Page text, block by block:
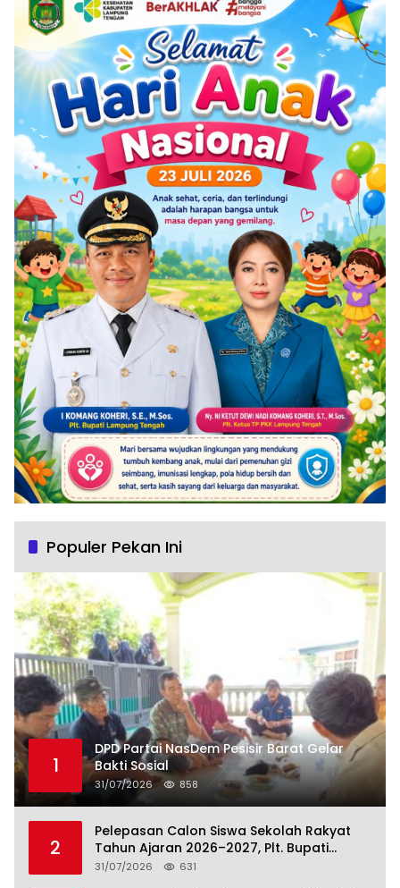
Populer Pekan Ini
1
DPD Partai NasDem Pesisir Barat Gelar
Bakti Sosial
31/07/2026 858
2
Pelepasan Calon Siswa Sekolah Rakyat
Tahun Ajaran 2026–2027, Plt. Bupati
Lamteng Tegaskan Komitmen Hadirkan
31/07/2026 631